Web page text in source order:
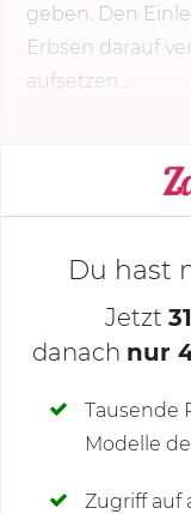
geben. Den
Erbsen darauf
aufsetzen...
Deine
Du hast
Jetzt
danach nur
Tausende
Modelle
Zugriff auf